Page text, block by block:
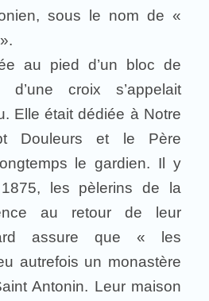
sous le nom de «
au pied d’un bloc de
d’une croix s’appelait
Elle était dédiée à Notre
Douleurs et le Père
le gardien. Il y
les pèlerins de la
au retour de leur
assure que « les
autrefois un monastère
Antonin. Leur maison